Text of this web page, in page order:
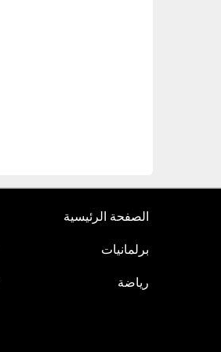
الصفحة الرئيسية
برلمانيات
رياضة